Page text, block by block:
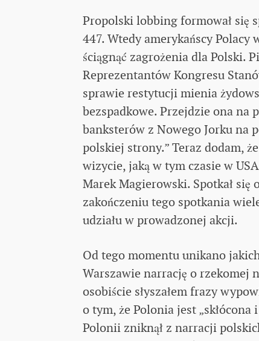
Propolski lobbing formował się
447. Wtedy amerykańscy
ściągnąć zagrożenia dla Polski.
Reprezentantów Kongresu
sprawie restytucji mienia
bezspadkowe. Przejdzie ona
banksterów z Nowego Jorku na
polskiej strony.” Teraz dodam,
wizycie, jaką w tym czasie w
Marek Magierowski. Spotkał
zakończeniu tego spotkania
udziału w prowadzonej akcji.
Od tego momentu unikano
Warszawie narrację o rzekomej
osobiście słyszałem frazy
o tym, że Polonia jest
Polonii zniknął z narracji